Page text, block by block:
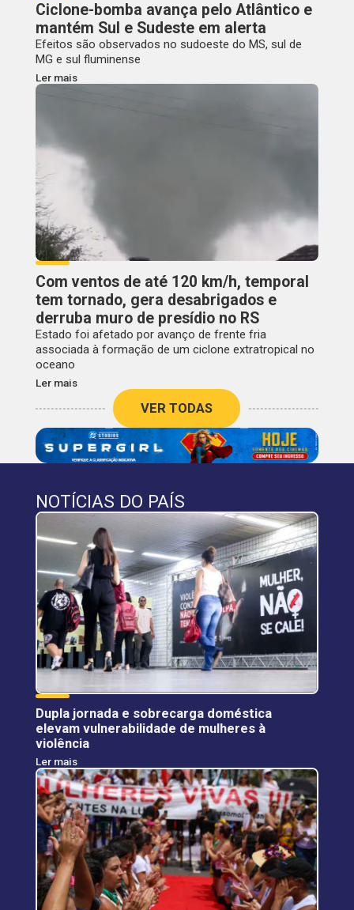
Ciclone-bomba avança pelo Atlântico e
mantém Sul e Sudeste em alerta
Efeitos são observados no sudoeste do MS, sul de
MG e sul fluminense
Ler mais
Com ventos de até 120 km/h, temporal
tem tornado, gera desabrigados e
derruba muro de presídio no RS
Estado foi afetado por avanço de frente fria
associada à formação de um ciclone extratropical no
oceano
Ler mais
VER TODAS
NOTÍCIAS DO PAÍS
Dupla jornada e sobrecarga doméstica
elevam vulnerabilidade de mulheres à
violência
Ler mais